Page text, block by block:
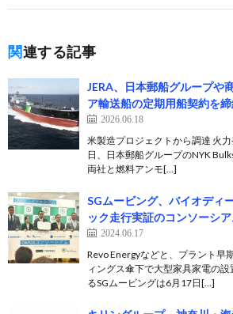
関連する記事
JERA、日本郵船グループや
ア輸送船の定期用船契約を
2026.06.18
米製造プロジェクトから調達 火
日、日本郵船グループのNYK
両社と燃料アンモ[…]
SGムービング、バイオディ
ック走行実証のコンソーシ
2024.06.17
Revo Energyなどと、プラント早
ィングス傘下で大型家具家電の
るSGムービングは6月17日[…]